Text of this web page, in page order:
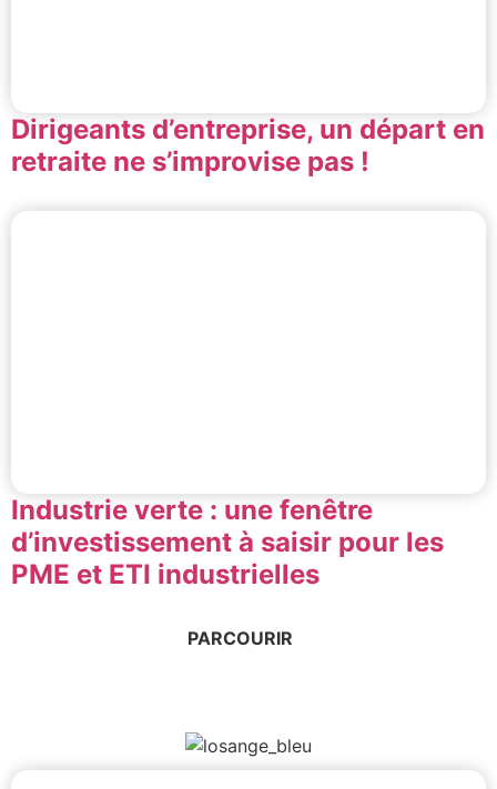
Dirigeants d’entreprise, un départ en
retraite ne s’improvise pas !
Industrie verte : une fenêtre
d’investissement à saisir pour les
PME et ETI industrielles
PARCOURIR